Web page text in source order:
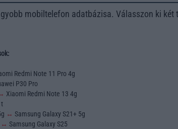
mobiltelefon adatbázisa. Válasszon ki két
Redmi Note 11 Pro 4g
P30 Pro
Xiaomi Redmi Note 13 4g
↔ Samsung Galaxy S21+ 5g
↔ Samsung Galaxy S25